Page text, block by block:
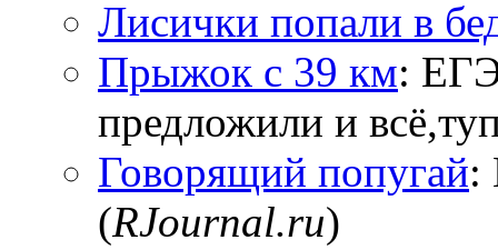
Лисички попали в
Прыжок с 39 км:
предложили и
Говорящий попугай:
(RJournal.ru)